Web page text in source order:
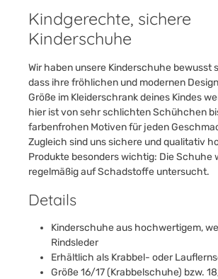
Kindgerechte, sichere
Kinderschuhe
Wir haben unsere Kinderschuhe bewusst
dass ihre fröhlichen und modernen
Größe im Kleiderschrank deines Kindes
hier ist von sehr schlichten Schühchen
farbenfrohen Motiven für jeden
Zugleich sind uns sichere und qualitativ
Produkte besonders wichtig: Die Schuhe
regelmäßig auf Schadstoffe untersucht.
Details
Kinderschuhe aus hochwertigem,
Rindsleder
Erhältlich als Krabbel- oder
Größe 16/17 (Krabbelschuhe) bzw.